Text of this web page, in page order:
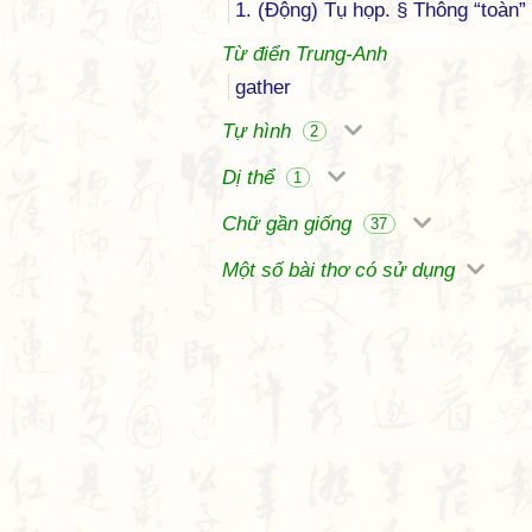
1. (Động) Tụ họp. § Thông “toàn”
Từ điển Trung-Anh
gather
Tự hình
2
Dị thể 1
Chữ gần giống 37
Một số bài thơ có sử dụng